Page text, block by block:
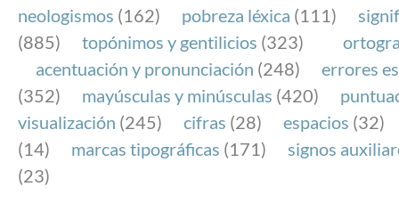
neologismos (162) pobreza léxica (111)
(885)
topónimos y gentilicios (323)
acentuación y pronunciación (248)
errores
(352)
mayúsculas y minúsculas (420)
visualización (245) cifras (28) espacios (32)
(14)
marcas tipográficas (171)
signos
(23)